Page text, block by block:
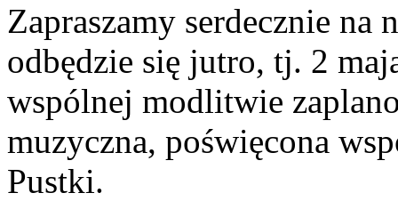
Zapraszamy serdecznie na
odbędzie się jutro, tj. 2
wspólnej modlitwie
muzyczna, poświęcona
Pustki.